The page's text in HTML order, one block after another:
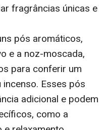
fragrâncias únicas e
pós aromáticos,
e a noz-moscada,
para conferir um
Esses pós
adicional e podem
como a